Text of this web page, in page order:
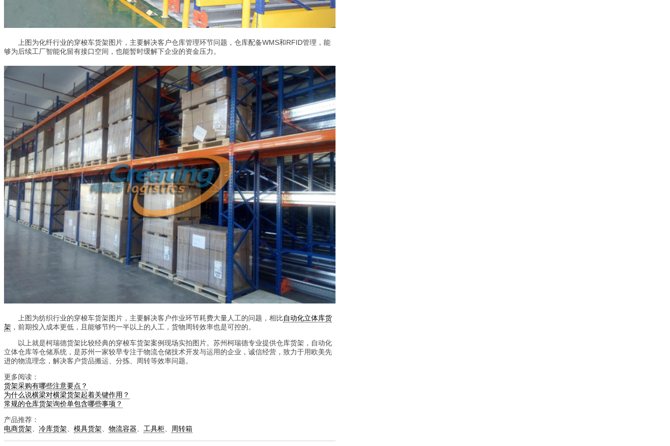
上图为化纤行业的穿梭车货架图片，主要解决客户仓库管理环节问题，仓库配备WMS和RFID管理，能
够为后续工厂智能化留有接口空间，也能暂时缓解下企业的资金压力。
上图为纺织行业的穿梭车货架图片，主要解决客户作业环节耗费大量人工的问题，相比自动化立体库货
架 ，前期投入成本更低，且能够节约一半以上的人工，货物周转效率也是可控的。
以上就是柯瑞德货架比较经典的穿梭车货架案例现场实拍图片。苏州柯瑞德专业提供仓库货架，自动化
立体仓库等仓储系统，是苏州一家较早专注于物流仓储技术开发与运用的企业，诚信经营，致力于用欧美先
进的物流理念，解决客户货品搬运、分拣、周转等效率问题。
更多阅读：
货架采购有哪些注意要点？
为什么说横梁对横梁货架起着关键作用？
常规的仓库货架询价单包含哪些事项？
产品推荐：
电商货架、 冷库货架、 模具货架、 物流容器、 工具柜、 周转箱